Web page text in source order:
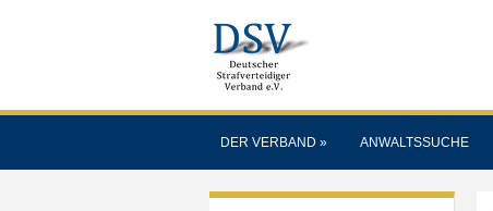
DER VERBAND » ANWALTSSUCHE